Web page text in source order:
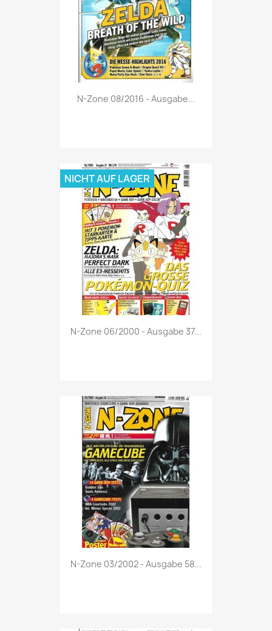
Vorschau
N-Zone 08/2016 - Ausgabe...
Vorschau
N-Zone 06/2000 - Ausgabe 37...
NICHT AUF LAGER
Vorschau
N-Zone 03/2002 - Ausgabe 58...